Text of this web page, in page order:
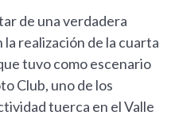
de una verdadera
realización de la cuarta
tuvo como escenario
Club, uno de los
tuerca en el Valle